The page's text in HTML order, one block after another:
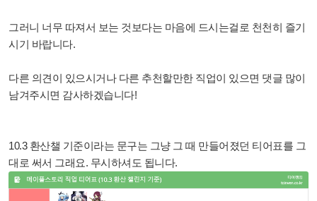
그러니 너무 따져서 보는 것보다는 마음에 드시는걸로 천천히 즐기
시기 바랍니다.
다른 의견이 있으시거나 다른 추천할만한 직업이 있으면 댓글 많이
남겨주시면 감사하겠습니다!
10.3 환산챌 기준이라는 문구는 그냥 그 때 만들어졌던 티어표를 그
대로 써서 그래요. 무시하셔도 됩니다.